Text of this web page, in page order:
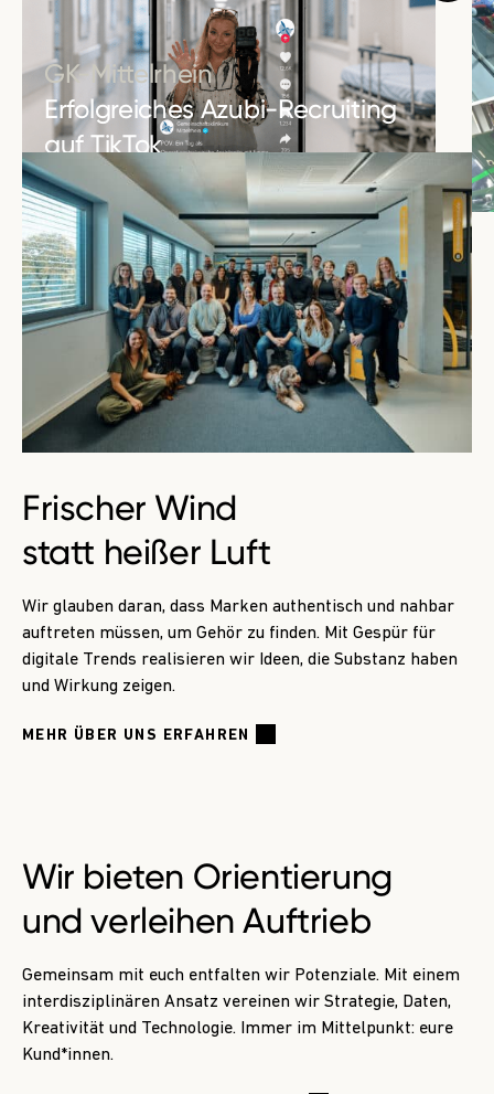
GK-Mittelrhein
Erfolgreiches Azubi-Recruiting
auf TikTok
MEHR ERFAHREN
Frischer Wind
statt heißer Luft
Wir glauben daran, dass Marken authentisch und nahbar
auftreten müssen, um Gehör zu finden. Mit Gespür für
digitale Trends realisieren wir Ideen, die Substanz haben
und Wirkung zeigen.
MEHR ÜBER UNS ERFAHREN
Wir bieten Orientierung
und verleihen Auftrieb
Gemeinsam mit euch entfalten wir Potenziale. Mit einem
interdisziplinären Ansatz vereinen wir Strategie, Daten,
Kreativität und Technologie. Immer im Mittelpunkt: eure
Kund*innen.